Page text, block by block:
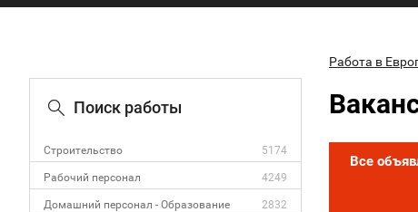
Поиск работы
Строительство 5174
Рабочий персонал 4249
Домашний персонал - Образование 2832
Работа в
Все